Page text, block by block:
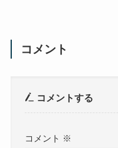
コメント
コメントする
コメント ※